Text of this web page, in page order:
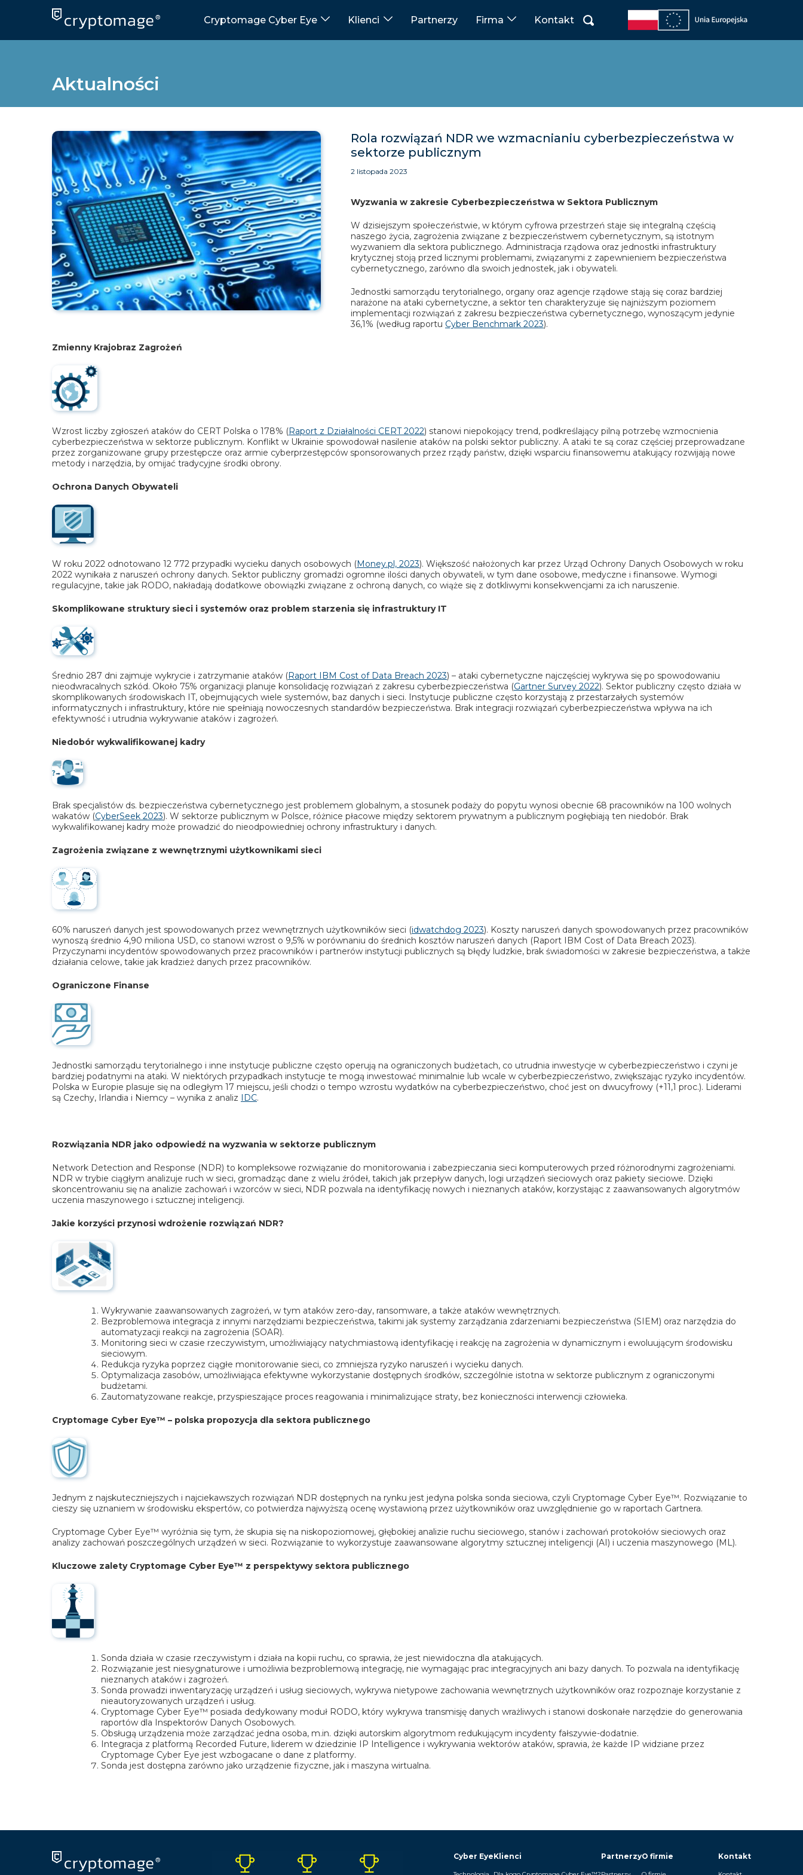
Cryptomage Cyber Eye Klienci Partnerzy Firma Kontakt
Aktualności
Rola rozwiązań NDR we wzmacnianiu cyberbezpieczeństwa w
sektorze publicznym
2 listopada 2023
Wyzwania w zakresie Cyberbezpieczeństwa w Sektora Publicznym
W dzisiejszym społeczeństwie, w którym cyfrowa przestrzeń staje się integralną częścią
naszego życia, zagrożenia związane z bezpieczeństwem cybernetycznym, są istotnym
wyzwaniem dla sektora publicznego. Administracja rządowa oraz jednostki infrastruktury
krytycznej stoją przed licznymi problemami, związanymi z zapewnieniem bezpieczeństwa
cybernetycznego, zarówno dla swoich jednostek, jak i obywateli.
Jednostki samorządu terytorialnego, organy oraz agencje rządowe stają się coraz bardziej
narażone na ataki cybernetyczne, a sektor ten charakteryzuje się najniższym poziomem
implementacji rozwiązań z zakresu bezpieczeństwa cybernetycznego, wynoszącym jedynie
36,1% (według raportu Cyber Benchmark 2023).
Zmienny Krajobraz Zagrożeń
Wzrost liczby zgłoszeń ataków do CERT Polska o 178% (Raport z Działalności CERT 2022) stanowi niepokojący trend, podkreślający pilną potrzebę wzmocnienia
cyberbezpieczeństwa w sektorze publicznym. Konflikt w Ukrainie spowodował nasilenie ataków na polski sektor publiczny. A ataki te są coraz częściej przeprowadzane
przez zorganizowane grupy przestępcze oraz armie cyberprzestępców sponsorowanych przez rządy państw, dzięki wsparciu finansowemu atakujący rozwijają nowe
metody i narzędzia, by omijać tradycyjne środki obrony.
Ochrona Danych Obywateli
W roku 2022 odnotowano 12 772 przypadki wycieku danych osobowych (Money.pl, 2023). Większość nałożonych kar przez Urząd Ochrony Danych Osobowych w roku
2022 wynikała z naruszeń ochrony danych. Sektor publiczny gromadzi ogromne ilości danych obywateli, w tym dane osobowe, medyczne i finansowe. Wymogi
regulacyjne, takie jak RODO, nakładają dodatkowe obowiązki związane z ochroną danych, co wiąże się z dotkliwymi konsekwencjami za ich naruszenie.
Skomplikowane struktury sieci i systemów oraz problem starzenia się infrastruktury IT
Średnio 287 dni zajmuje wykrycie i zatrzymanie ataków (Raport IBM Cost of Data Breach 2023) – ataki cybernetyczne najczęściej wykrywa się po spowodowaniu
nieodwracalnych szkód. Około 75% organizacji planuje konsolidację rozwiązań z zakresu cyberbezpieczeństwa (Gartner Survey 2022). Sektor publiczny często działa w
skomplikowanych środowiskach IT, obejmujących wiele systemów, baz danych i sieci. Instytucje publiczne często korzystają z przestarzałych systemów
informatycznych i infrastruktury, które nie spełniają nowoczesnych standardów bezpieczeństwa. Brak integracji rozwiązań cyberbezpieczeństwa wpływa na ich
efektywność i utrudnia wykrywanie ataków i zagrożeń.
Niedobór wykwalifikowanej kadry
Brak specjalistów ds. bezpieczeństwa cybernetycznego jest problemem globalnym, a stosunek podaży do popytu wynosi obecnie 68 pracowników na 100 wolnych
wakatów (CyberSeek 2023). W sektorze publicznym w Polsce, różnice płacowe między sektorem prywatnym a publicznym pogłębiają ten niedobór. Brak
wykwalifikowanej kadry może prowadzić do nieodpowiedniej ochrony infrastruktury i danych.
Zagrożenia związane z wewnętrznymi użytkownikami sieci
60% naruszeń danych jest spowodowanych przez wewnętrznych użytkowników sieci (idwatchdog 2023). Koszty naruszeń danych spowodowanych przez pracowników
wynoszą średnio 4,90 miliona USD, co stanowi wzrost o 9,5% w porównaniu do średnich kosztów naruszeń danych (Raport IBM Cost of Data Breach 2023).
Przyczynami incydentów spowodowanych przez pracowników i partnerów instytucji publicznych są błędy ludzkie, brak świadomości w zakresie bezpieczeństwa, a także
działania celowe, takie jak kradzież danych przez pracowników.
Ograniczone Finanse
Jednostki samorządu terytorialnego i inne instytucje publiczne często operują na ograniczonych budżetach, co utrudnia inwestycje w cyberbezpieczeństwo i czyni je
bardziej podatnymi na ataki. W niektórych przypadkach instytucje te mogą inwestować minimalnie lub wcale w cyberbezpieczeństwo, zwiększając ryzyko incydentów.
Polska w Europie plasuje się na odległym 17 miejscu, jeśli chodzi o tempo wzrostu wydatków na cyberbezpieczeństwo, choć jest on dwucyfrowy (+11,1 proc.). Liderami
są Czechy, Irlandia i Niemcy – wynika z analiz IDC.
Rozwiązania NDR jako odpowiedź na wyzwania w sektorze publicznym
Network Detection and Response (NDR) to kompleksowe rozwiązanie do monitorowania i zabezpieczania sieci komputerowych przed różnorodnymi zagrożeniami.
NDR w trybie ciągłym analizuje ruch w sieci, gromadząc dane z wielu źródeł, takich jak przepływ danych, logi urządzeń sieciowych oraz pakiety sieciowe. Dzięki
skoncentrowaniu się na analizie zachowań i wzorców w sieci, NDR pozwala na identyfikację nowych i nieznanych ataków, korzystając z zaawansowanych algorytmów
uczenia maszynowego i sztucznej inteligencji.
Jakie korzyści przynosi wdrożenie rozwiązań NDR?
Wykrywanie zaawansowanych zagrożeń, w tym ataków zero-day, ransomware, a także ataków wewnętrznych.
Bezproblemowa integracja z innymi narzędziami bezpieczeństwa, takimi jak systemy zarządzania zdarzeniami bezpieczeństwa (SIEM) oraz narzędzia do
automatyzacji reakcji na zagrożenia (SOAR).
Monitoring sieci w czasie rzeczywistym, umożliwiający natychmiastową identyfikację i reakcję na zagrożenia w dynamicznym i ewoluującym środowisku
sieciowym.
Redukcja ryzyka poprzez ciągłe monitorowanie sieci, co zmniejsza ryzyko naruszeń i wycieku danych.
Optymalizacja zasobów, umożliwiająca efektywne wykorzystanie dostępnych środków, szczególnie istotna w sektorze publicznym z ograniczonymi
budżetami.
Zautomatyzowane reakcje, przyspieszające proces reagowania i minimalizujące straty, bez konieczności interwencji człowieka.
Cryptomage Cyber Eye™ – polska propozycja dla sektora publicznego
Jednym z najskuteczniejszych i najciekawszych rozwiązań NDR dostępnych na rynku jest jedyna polska sonda sieciowa, czyli Cryptomage Cyber Eye™. Rozwiązanie to
cieszy się uznaniem w środowisku ekspertów, co potwierdza najwyższą ocenę wystawioną przez użytkowników oraz uwzględnienie go w raportach Gartnera.
Cryptomage Cyber Eye™ wyróżnia się tym, że skupia się na niskopoziomowej, głębokiej analizie ruchu sieciowego, stanów i zachowań protokołów sieciowych oraz
analizy zachowań poszczególnych urządzeń w sieci. Rozwiązanie to wykorzystuje zaawansowane algorytmy sztucznej inteligencji (AI) i uczenia maszynowego (ML).
Kluczowe zalety Cryptomage Cyber Eye™ z perspektywy sektora publicznego
Sonda działa w czasie rzeczywistym i działa na kopii ruchu, co sprawia, że jest niewidoczna dla atakujących.
Rozwiązanie jest niesygnaturowe i umożliwia bezproblemową integrację, nie wymagając prac integracyjnych ani bazy danych. To pozwala na identyfikację
nieznanych ataków i zagrożeń.
Sonda prowadzi inwentaryzację urządzeń i usług sieciowych, wykrywa nietypowe zachowania wewnętrznych użytkowników oraz rozpoznaje korzystanie z
nieautoryzowanych urządzeń i usług.
Cryptomage Cyber Eye™ posiada dedykowany moduł RODO, który wykrywa transmisję danych wrażliwych i stanowi doskonałe narzędzie do generowania
raportów dla Inspektorów Danych Osobowych.
Obsługą urządzenia może zarządzać jedna osoba, m.in. dzięki autorskim algorytmom redukującym incydenty fałszywie-dodatnie.
Integracja z platformą Recorded Future, liderem w dziedzinie IP Intelligence i wykrywania wektorów ataków, sprawia, że każde IP widziane przez
Cryptomage Cyber Eye jest wzbogacane o dane z platformy.
Sonda jest dostępna zarówno jako urządzenie fizyczne, jak i maszyna wirtualna.
Cyber EyeKlienci PartnerzyO firmie Kontakt